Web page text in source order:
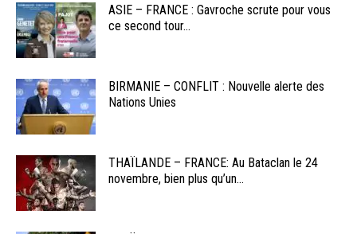
ASIE – FRANCE : Gavroche scrute pour vous
ce second tour...
BIRMANIE – CONFLIT : Nouvelle alerte des
Nations Unies
THAÏLANDE – FRANCE: Au Bataclan le 24
novembre, bien plus qu’un...